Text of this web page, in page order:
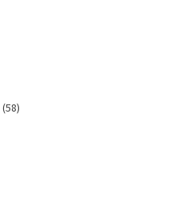
(58)